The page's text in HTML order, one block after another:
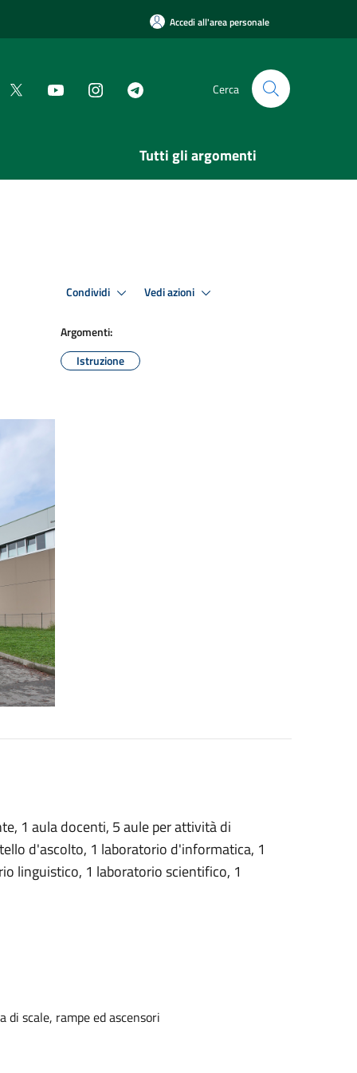
Accedi all'area personale
Cerca
Tutti gli argomenti
Condividi Vedi azioni
Argomenti:
Istruzione
1 aula docenti, 5 aule per attività di
d'ascolto, 1 laboratorio d'informatica, 1
linguistico, 1 laboratorio scientifico, 1
scale, rampe ed ascensori